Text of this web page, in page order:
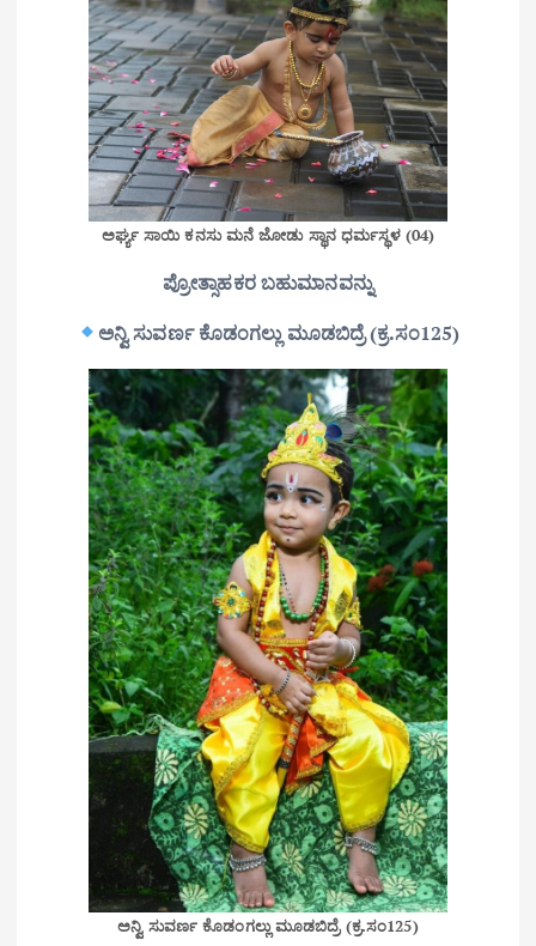
ಅರ್ಘ್ಯ ಸಾಯಿ ಕನಸು ಮನೆ ಜೋಡು ಸ್ಥಾನ ಧರ್ಮಸ್ಥಳ (04)
ಪ್ರೋತ್ಸಾಹಕರ ಬಹುಮಾನವನ್ನು
ಅನ್ವಿ ಸುವರ್ಣ ಕೊಡಂಗಲ್ಲು ಮೂಡಬಿದ್ರೆ (ಕ್ರ.ಸಂ125)
ಅನ್ವಿ ಸುವರ್ಣ ಕೊಡಂಗಲ್ಲು ಮೂಡಬಿದ್ರೆ (ಕ್ರ.ಸಂ125)